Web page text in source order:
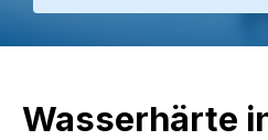
Wasserhärte